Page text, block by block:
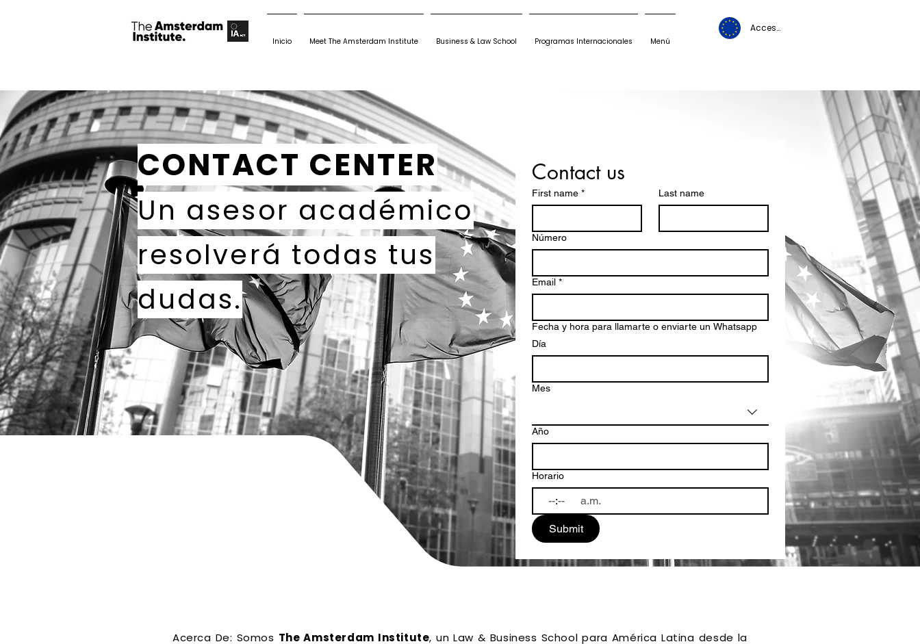
Inicio Meet The Amsterdam Institute Business & Law School Programas Internacionales Menú
Acceso Alumnos
CONTACT CENTER
Un asesor académico
resolverá todas tus
dudas.
Contact us
First name * Last name
Número
Email *
Fecha y hora para llamarte o enviarte un Whatsapp
Día
Mes
Año
Horario
: a.m.
Submit
Acerca De: Somos The Amsterdam Institute, un Law & Business School para América Latina desde la